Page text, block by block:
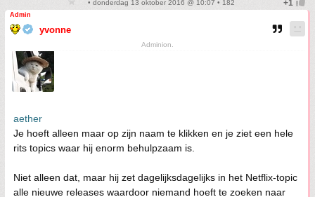
• donderdag 13 oktober 2016 @ 10:07 • 182
Admin
yvonne
Adminion.
aether
Je hoeft alleen maar op zijn naam te klikken en je ziet een hele
rits topics waar hij enorm behulpzaam is.
Niet alleen dat, maar hij zet dagelijksdagelijks in het Netflix-topic
alle nieuwe releases waardoor niemand hoeft te zoeken naar